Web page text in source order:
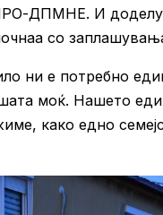
ДПМНЕ. И
со
ни е потребно
моќ. Нашето
како едно